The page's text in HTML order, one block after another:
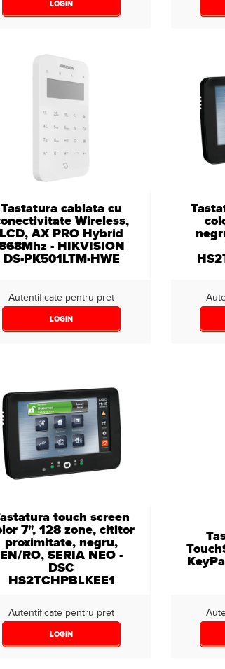
LOGIN
Tastatura cablata cu
Wireless,
LCD, AX PRO Hybrid
- HIKVISION
DS-PK501LTM-HWE
Autentificate pentru pret
LOGIN
touch screen
7", 128 zone, cititor
proximitate, negru,
EN/RO, SERIA NEO -
DSC
HS2TCHPBLKEE1
Autentificate pentru pret
LOGIN